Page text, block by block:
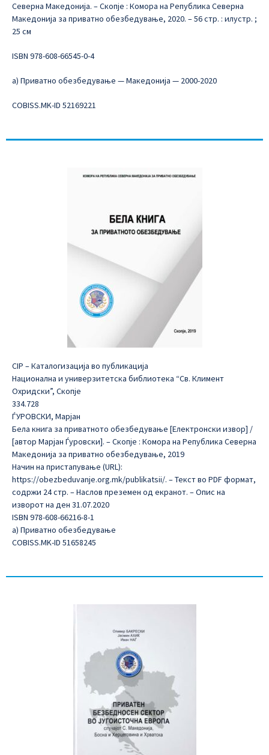
Северна Македонија. – Скопје : Комора на Република Северна
Македонија за приватно обезбедување, 2020. – 56 стр. : илустр. ;
25 см
ISBN 978-608-66545-0-4
а) Приватно обезбедување — Македонија — 2000-2020
COBISS.MK-ID 52169221
CIP – Каталогизација во публикација
Национална и универзитетска библиотека “Св. Климент
Охридски”, Скопје
334.728
ЃУРОВСКИ, Марјан
Бела книга за приватното обезбедување [Електронски извор] /
[автор Марјан Ѓуровски]. – Скопје : Комора на Република Северна
Македонија за приватно обезбедување, 2019
Начин на пристапување (URL):
https://obezbeduvanje.org.mk/publikatsii/. – Текст во PDF формат,
содржи 24 стр. – Наслов преземен од екранот. – Опис на
изворот на ден 31.07.2020
ISBN 978-608-66216-8-1
а) Приватно обезбедување
COBISS.MK-ID 51658245